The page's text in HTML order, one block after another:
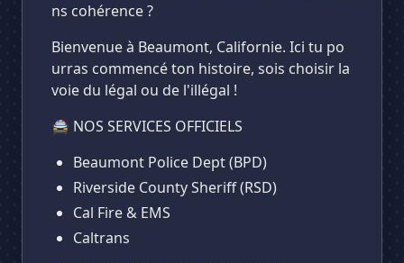
ns cohérence ?
​Bienvenue à Beaumont, Californie. Ici tu po
urras commencé ton histoire, sois choisir la
voie du légal ou de l'illégal !
​🚔 NOS SERVICES OFFICIELS
Beaumont Police Dept (BPD)
​Riverside County Sheriff (RSD)
Cal Fire & EMS
Caltrans